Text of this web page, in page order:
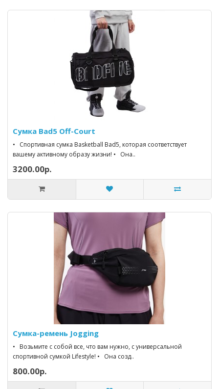
Сумка Bad5 Off-Court
• Спортивная сумка Basketball Bad5, которая соответствует
вашему активному образу жизни! • Она..
3200.00р.
Сумка-ремень Jogging
• Возьмите с собой все, что вам нужно, с универсальной
спортивной сумкой Lifestyle! • Она созд..
800.00р.